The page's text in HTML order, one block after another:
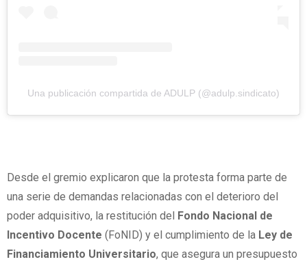
Una publicación compartida de ADULP (@adulp.sindicato)
Desde el gremio explicaron que la protesta forma parte de
una serie de demandas relacionadas con el deterioro del
poder adquisitivo, la restitución del
Fondo Nacional de
Incentivo Docente (FoNID) y el cumplimiento de la Ley de
Financiamiento Universitario, que asegura un presupuesto